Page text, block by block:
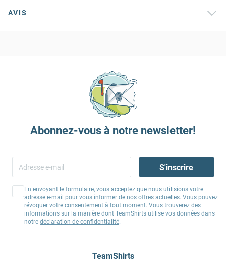
AVIS
Abonnez-vous à notre newsletter!
S'inscrire
En envoyant le formulaire, vous acceptez que nous utilisions votre
adresse e-mail pour vous informer de nos offres actuelles. Vous pouvez
révoquer votre consentement à tout moment. Vous trouverez des
informations sur la manière dont TeamShirts utilise vos données dans
notre déclaration de confidentialité.
TeamShirts